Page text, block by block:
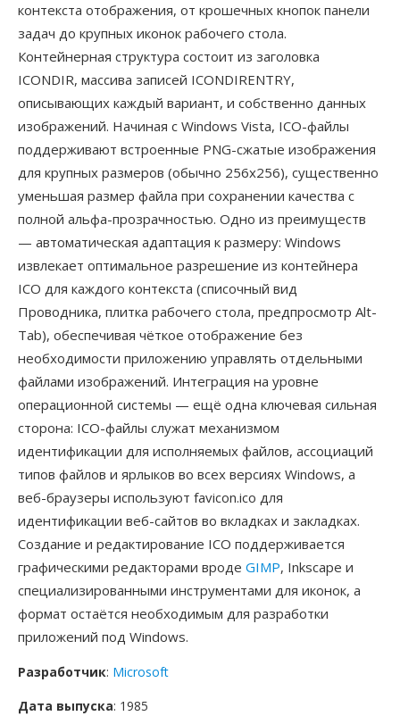
контекста отображения, от крошечных кнопок панели
задач до крупных иконок рабочего стола.
Контейнерная структура состоит из заголовка
ICONDIR, массива записей ICONDIRENTRY,
описывающих каждый вариант, и собственно данных
изображений. Начиная с Windows Vista, ICO-файлы
поддерживают встроенные PNG-сжатые изображения
для крупных размеров (обычно 256x256), существенно
уменьшая размер файла при сохранении качества с
полной альфа-прозрачностью. Одно из преимуществ
— автоматическая адаптация к размеру: Windows
извлекает оптимальное разрешение из контейнера
ICO для каждого контекста (списочный вид
Проводника, плитка рабочего стола, предпросмотр Alt-
Tab), обеспечивая чёткое отображение без
необходимости приложению управлять отдельными
файлами изображений. Интеграция на уровне
операционной системы — ещё одна ключевая сильная
сторона: ICO-файлы служат механизмом
идентификации для исполняемых файлов, ассоциаций
типов файлов и ярлыков во всех версиях Windows, а
веб-браузеры используют favicon.ico для
идентификации веб-сайтов во вкладках и закладках.
Создание и редактирование ICO поддерживается
графическими редакторами вроде GIMP, Inkscape и
специализированными инструментами для иконок, а
формат остаётся необходимым для разработки
приложений под Windows.
Разработчик: Microsoft
Дата выпуска: 1985